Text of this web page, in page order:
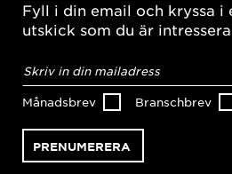
Fyll i din email och kryssa i
utskick som du är
postadress*
Månadsbrev Branschbrev